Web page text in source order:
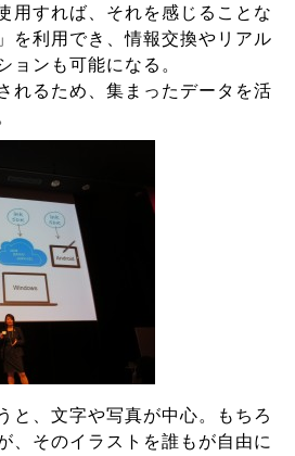
用すれば、それを感じることな
を利用でき、情報交換やリアル
ョンも可能になる。
れるため、集まったデータを活
と、文字や写真が中心。もちろ
、そのイラストを誰もが自由に